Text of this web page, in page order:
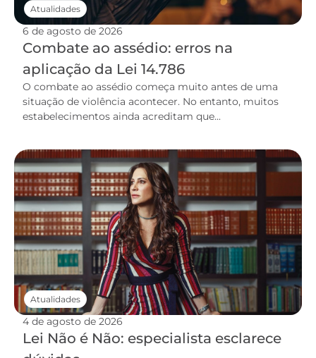
6 de agosto de 2026
Combate ao assédio: erros na
aplicação da Lei 14.786
O combate ao assédio começa muito antes de uma
situação de violência acontecer. No entanto, muitos
estabelecimentos ainda acreditam que...
Atualidades
4 de agosto de 2026
Lei Não é Não: especialista esclarece
Atualidades